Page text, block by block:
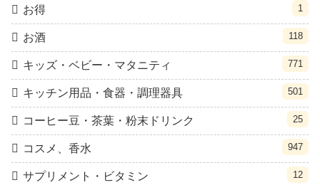
お得 1
お酒 118
キッズ・ベビー・マタニティ 771
キッチン用品・食器・調理器具 501
コーヒー豆・茶葉・粉末ドリンク 25
コスメ、香水 947
サプリメント・ビタミン 12